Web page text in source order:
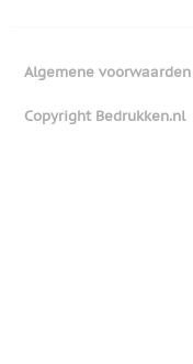
Algemene voorwaarden
Copyright Bedrukken.nl